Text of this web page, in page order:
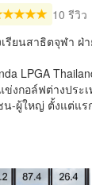
10 รีวิว
รียนสาธิตจุฬา ฝ่
LPGA
ข่งกอล์ฟต่างประ
น-ผู้ใหญ่ ตั้งแต่แร